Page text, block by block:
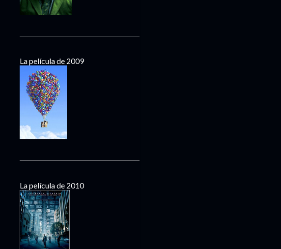
La película de 2009
La película de 2010